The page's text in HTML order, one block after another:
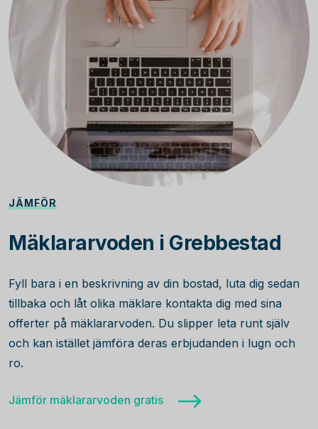
JÄMFÖR
Mäklararvoden i Grebbestad
Fyll bara i en beskrivning av din bostad, luta dig sedan
tillbaka och låt olika mäklare kontakta dig med sina
offerter på mäklararvoden. Du slipper leta runt själv
och kan istället jämföra deras erbjudanden i lugn och
ro.
Jämför mäklararvoden gratis